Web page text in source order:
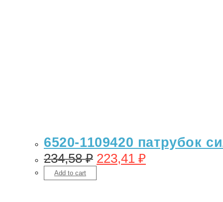
6520-1109420 патрубок
234,58₽ 223,41 ₽
Add to cart